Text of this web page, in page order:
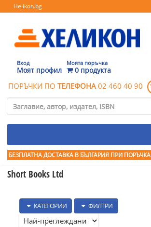
Helikon.bg
Вход
Моят профил
Моята поръчка
0 продукта
ПОРЪЧКИ ПО ТЕЛЕФОНА 02 460 40 90
БЕЗПЛАТНА ДОСТАВКА В БЪЛГАРИЯ ПРИ ПОРЪЧКА
Short Books Ltd
КАТЕГОРИИ ФИЛТРИ